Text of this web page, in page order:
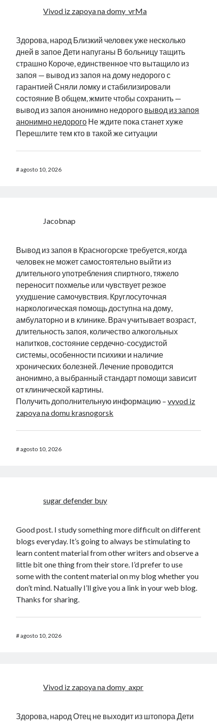
Vivod iz zapoya na domy_vrMa
Здорова, народ Близкий человек уже несколько
дней в запое Дети напуганы В больницу тащить
страшно Короче, единственное что вытащило из
запоя — вывод из запоя на дому недорого с
гарантией Сняли ломку и стабилизировали
состояние В общем, жмите чтобы сохранить —
вывод из запоя анонимно недорого вывод из запоя
анонимно недорого Не ждите пока станет хуже
Перешлите тем кто в такой же ситуации
#agosto 10, 2026
Jacobnap
Вывод из запоя в Красногорске требуется, когда
человек не может самостоятельно выйти из
длительного употребления спиртного, тяжело
переносит похмелье или чувствует резкое
ухудшение самочувствия. Круглосуточная
наркологическая помощь доступна на дому,
амбулаторно и в клинике. Врач учитывает возраст,
длительность запоя, количество алкогольных
напитков, состояние сердечно-сосудистой
системы, особенности психики и наличие
хронических болезней. Лечение проводится
анонимно, а выбранный стандарт помощи зависит
от клинической картины.
Получить дополнительную информацию –vyvod iz
zapoya na domu krasnogorsk
#agosto 10, 2026
sugar defender buy
Good post. I study something more difficult on different
blogs everyday. It’s going to always be stimulating to
learn content material from other writers and observe a
little bit one thing from their store. I’d prefer to use
some with the content material on my blog whether you
don’t mind. Natually I’ll give you a link in your web blog.
Thanks for sharing.
#agosto 10, 2026
Vivod iz zapoya na domy_axpr
Здорова, народ Отец не выходит из штопора Дети